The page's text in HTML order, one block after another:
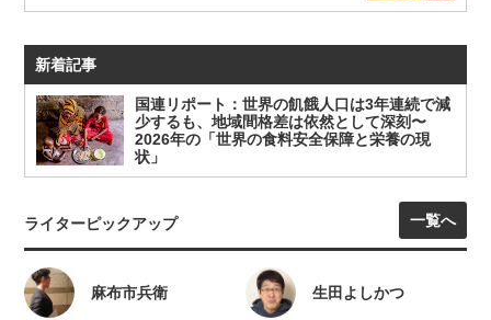
新着記事
国連リポート：世界の飢餓人口は3年連続で減
少するも、地域間格差は依然として深刻〜
2026年の「世界の食料安全保障と栄養の現
状」
ライターピックアップ 一覧へ
麻布市兵衛 生田よしかつ